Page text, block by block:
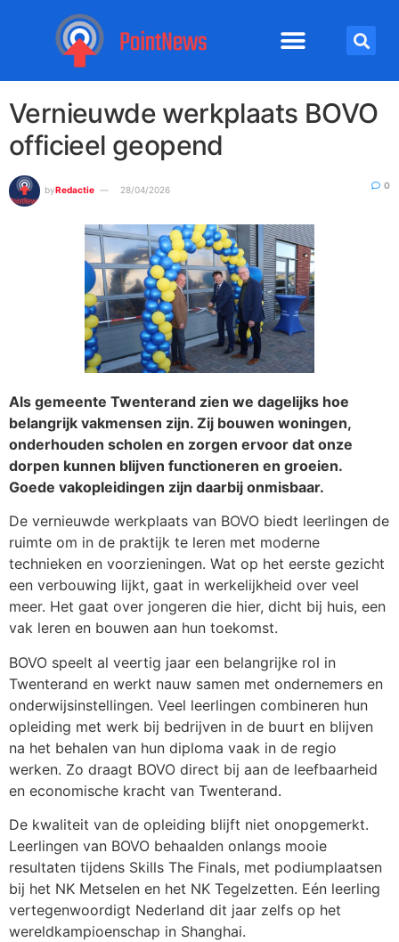
Vernieuwde werkplaats BOVO
officieel geopend
byRedactie 28/04/2026 0
Als gemeente Twenterand zien we dagelijks hoe
belangrijk vakmensen zijn. Zij bouwen woningen,
onderhouden scholen en zorgen ervoor dat onze
dorpen kunnen blijven functioneren en groeien.
Goede vakopleidingen zijn daarbij onmisbaar.
De vernieuwde werkplaats van BOVO biedt leerlingen de
ruimte om in de praktijk te leren met moderne
technieken en voorzieningen. Wat op het eerste gezicht
een verbouwing lijkt, gaat in werkelijkheid over veel
meer. Het gaat over jongeren die hier, dicht bij huis, een
vak leren en bouwen aan hun toekomst.
BOVO speelt al veertig jaar een belangrijke rol in
Twenterand en werkt nauw samen met ondernemers en
onderwijsinstellingen. Veel leerlingen combineren hun
opleiding met werk bij bedrijven in de buurt en blijven
na het behalen van hun diploma vaak in de regio
werken. Zo draagt BOVO direct bij aan de leefbaarheid
en economische kracht van Twenterand.
De kwaliteit van de opleiding blijft niet onopgemerkt.
Leerlingen van BOVO behaalden onlangs mooie
resultaten tijdens Skills The Finals, met podiumplaatsen
bij het NK Metselen en het NK Tegelzetten. Eén leerling
vertegenwoordigt Nederland dit jaar zelfs op het
wereldkampioenschap in Shanghai.